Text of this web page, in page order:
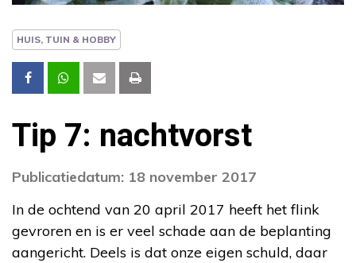
HUIS, TUIN & HOBBY
Tip 7: nachtvorst
Publicatiedatum: 18 november 2017
In de ochtend van 20 april 2017 heeft het flink
gevroren en is er veel schade aan de beplanting
aangericht. Deels is dat onze eigen schuld, daar